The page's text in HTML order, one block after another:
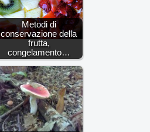
Metodi di
conservazione della
frutta,
congelamento…